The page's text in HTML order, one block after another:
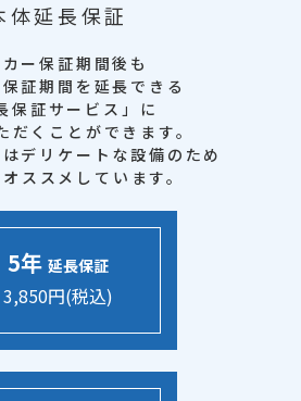
体延長保証
ー保証期間後も
証期間を延長できる
保証サービス」に
だくことができます。
デリケートな設備のため
ススメしています。
5年 延長保証
3,850円(税込)